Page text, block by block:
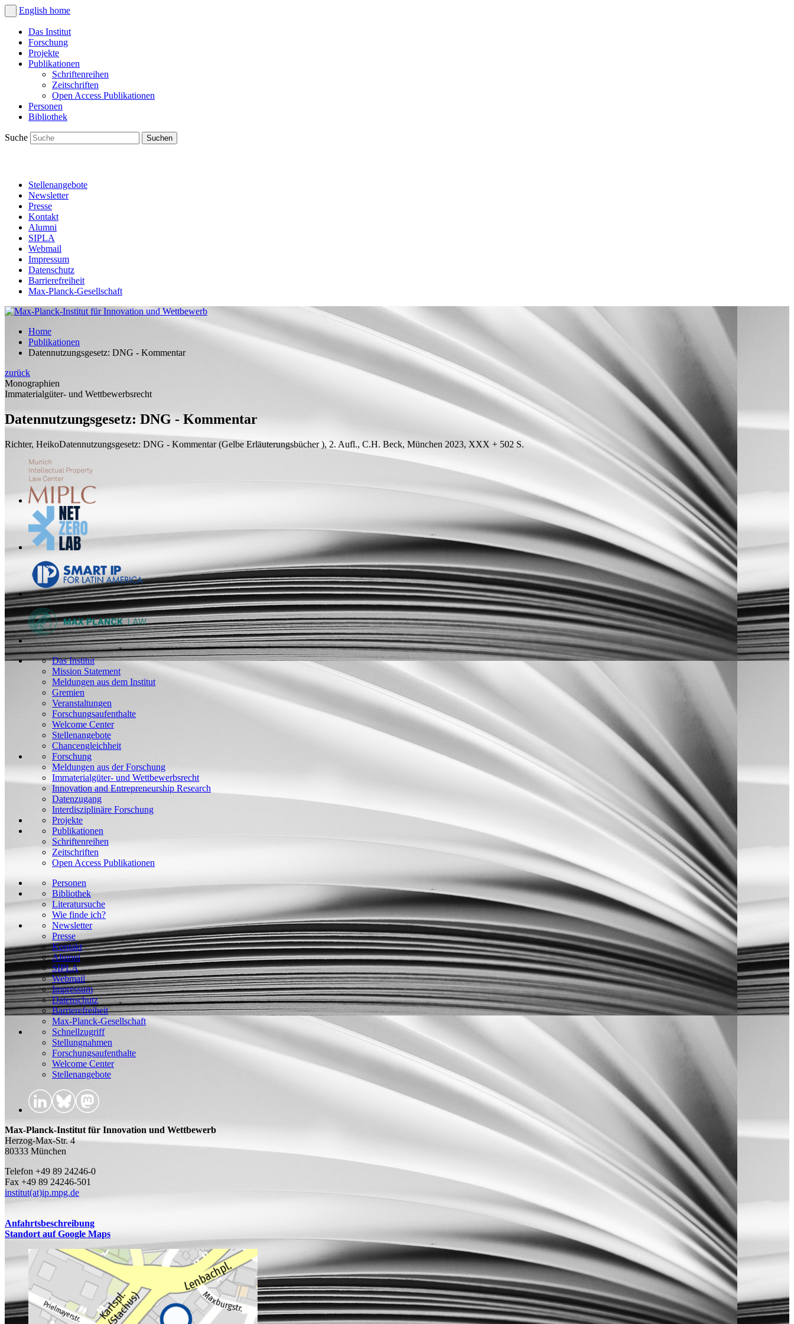
English home
Das Institut
Forschung
Projekte
Publikationen
Schriftenreihen
Zeitschriften
Open Access Publikationen
Personen
Bibliothek
Suche
Stellenangebote
Newsletter
Presse
Kontakt
Alumni
SIPLA
Webmail
Impressum
Datenschutz
Barrierefreiheit
Max-Planck-Gesellschaft
Home
Publikationen
Datennutzungsgesetz: DNG - Kommentar
zurück
Monographien
Immaterialgüter- und Wettbewerbsrecht
Datennutzungsgesetz: DNG - Kommentar
Richter, HeikoDatennutzungsgesetz: DNG - Kommentar(Gelbe Erläuterungsbücher ), 2. Aufl., C.H. Beck, München 2023, XXX + 502 S.
Das Institut
Mission Statement
Meldungen aus dem Institut
Gremien
Veranstaltungen
Forschungsaufenthalte
Welcome Center
Stellenangebote
Chancengleichheit
Forschung
Meldungen aus der Forschung
Immaterialgüter- und Wettbewerbsrecht
Innovation and Entrepreneurship Research
Datenzugang
Interdisziplinäre Forschung
Projekte
Publikationen
Schriftenreihen
Zeitschriften
Open Access Publikationen
Personen
Bibliothek
Literatursuche
Wie finde ich?
Newsletter
Presse
Kontakt
Alumni
SIPLA
Webmail
Impressum
Datenschutz
Barrierefreiheit
Max-Planck-Gesellschaft
Schnellzugriff
Stellungnahmen
Forschungsaufenthalte
Welcome Center
Stellenangebote
Max-Planck-Institut für Innovation und Wettbewerb
Herzog-Max-Str. 4
80333 München
Telefon +49 89 24246-0
Fax +49 89 24246-501
institut(at)ip.mpg.de
Anfahrtsbeschreibung
Standort auf Google Maps